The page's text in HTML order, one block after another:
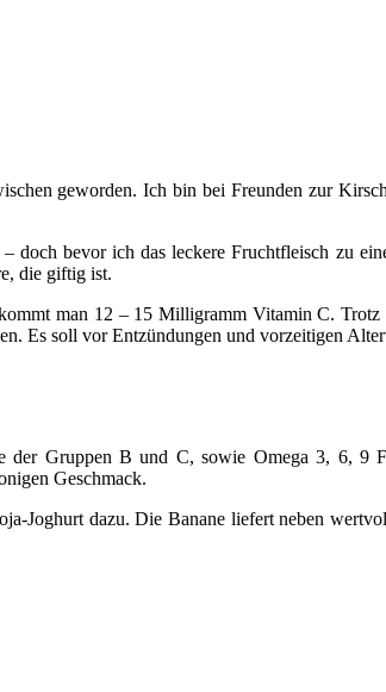
geworden. Ich bin bei Freunden zur
bevor ich das leckere Fruchtfleisch zu
die giftig ist.
man 12 – 15 Milligramm Vitamin C. Trotz
Es soll vor Entzündungen und vorzeitigen
Gruppen B und C, sowie Omega 3, 6, 9
Geschmack.
Joghurt dazu. Die Banane liefert neben